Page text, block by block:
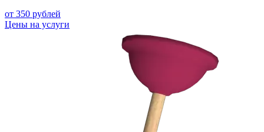
от 350 рублей
Цены на услуги